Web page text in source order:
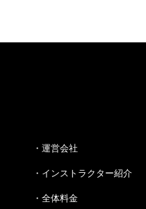
・運営会社
・インストラクター紹介
・全体料金